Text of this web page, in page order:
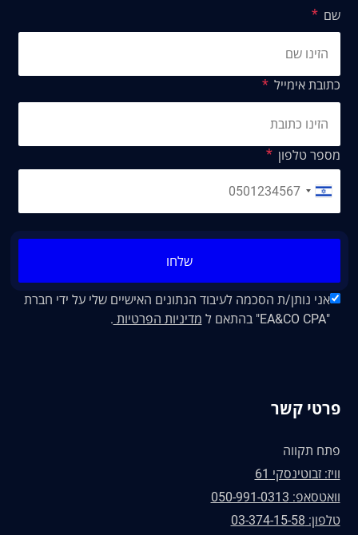
שם
כתובת אימייל
מספר טלפון
שלחו
אני נותן/ת הסכמה לעיבוד הנתונים האישיים שלי על ידי חברת
"EA&CO CPA" בהתאם ל
מדיניות הפרטיות .
פרטי קשר
פתח תקווה
וויז: זבוטינסקי 61
וואטסאפ: 050-991-0313
טלפון: 03-374-15-58